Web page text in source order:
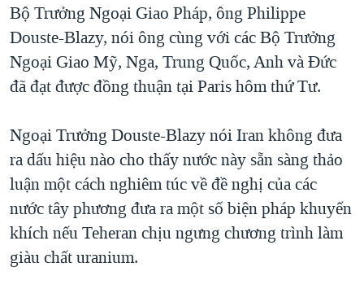
ĐỜI SỐNG
KINH TẾ
KHOA HỌC
SỨC KHOẺ
VĂN HOÁ
THỂ THAO
GIÁO DỤC
GIẢI MÃ VÀNH ĐAI & CON ĐƯỜNG
NGÀY TỊ NẠN THẾ GIỚI
GROUND ZERO – XƯA VÀ NAY
CHI PHÍ CHIẾN TRANH AFGHANISTAN
CÁC GIÁ TRỊ CỘNG HÒA Ở VIỆT NAM
THƯỢNG ĐỈNH TRUMP-KIM TẠI VIỆT NAM
TRỊNH VĨNH BÌNH VS. CHÍNH PHỦ VIỆT NAM
NGHE
MẠNG XÃ HỘI
Ngôn ngữ khác
Bộ Trưởng Ngoại Giao Pháp, ông Philippe
Douste-Blazy, nói ông cùng với các Bộ Trưởng
Ngoại Giao Mỹ, Nga, Trung Quốc, Anh và Đức
đã đạt được đồng thuận tại Paris hôm thứ Tư.
Ngoại Trưởng Douste-Blazy nói Iran không đưa
ra dấu hiệu nào cho thấy nước này sẵn sàng thảo
luận một cách nghiêm túc về đề nghị của các
nước tây phương đưa ra một số biện pháp khuyến
khích nếu Teheran chịu ngưng chương trình làm
giàu chất uranium.